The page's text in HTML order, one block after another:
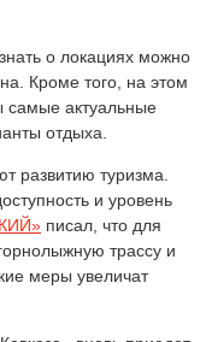
о локациях можно
Кроме того, на этом
самые актуальные
отдыха.
развитию туризма.
и уровень
писал, что для
трассу и
меры увеличат